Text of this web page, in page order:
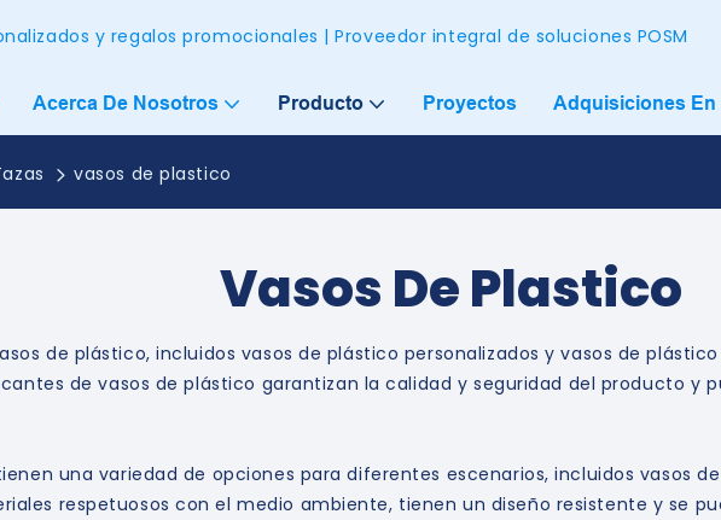
y regalos promocionales | Proveedor integral de soluciones POSM
Acerca De Nosotros Producto Proyectos Adquisiciones En
vasos de plastico
Vasos De Plastico
de plástico, incluidos vasos de plástico personalizados y vasos de
de vasos de plástico garantizan la calidad y seguridad del producto y
una variedad de opciones para diferentes escenarios, incluidos vasos
respetuosos con el medio ambiente, tienen un diseño resistente y se